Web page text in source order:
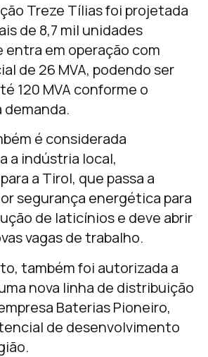
Treze Tílias foi projetada
de 8,7 mil unidades
entra em operação com
de 26 MVA, podendo ser
120 MVA conforme o
é considerada
a indústria local,
a Tirol, que passa a
segurança energética para
de laticínios e deve abrir
vagas de trabalho.
também foi autorizada a
nova linha de distribuição
Baterias Pioneiro,
de desenvolvimento